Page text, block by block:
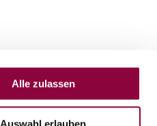
Alle zulassen
Auswahl erlauben